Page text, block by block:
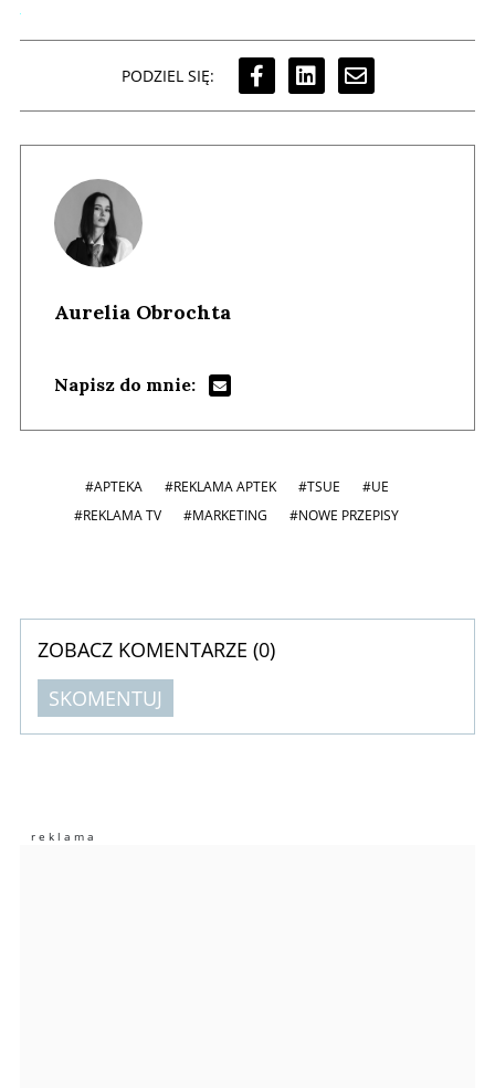
PODZIEL SIĘ:
Aurelia Obrochta
Napisz do mnie:
#APTEKA #REKLAMA APTEK #TSUE
#UE
#REKLAMA TV
#MARKETING #NOWE PRZEPISY
ZOBACZ KOMENTARZE (0)
SKOMENTUJ
Imię (Wymagane)